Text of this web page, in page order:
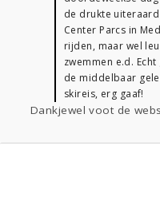
de drukte uiteraard
Center Parcs in
rijden, maar wel
zwemmen e.d.
de middelbaar
skireis, erg gaaf!
Dankjewel voot de